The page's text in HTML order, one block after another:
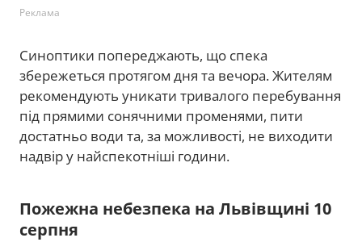
Реклама
Синоптики попереджають, що спека
збережеться протягом дня та вечора. Жителям
рекомендують уникати тривалого перебування
під прямими сонячними променями, пити
достатньо води та, за можливості, не виходити
надвір у найспекотніші години.
Пожежна небезпека на Львівщині 10
серпня